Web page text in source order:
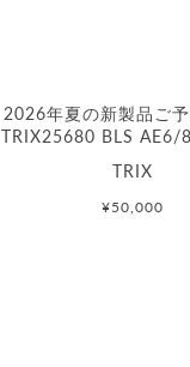
2026年夏の新製品ご
TRIX25680 BLS AE6/
TRIX
¥50,000